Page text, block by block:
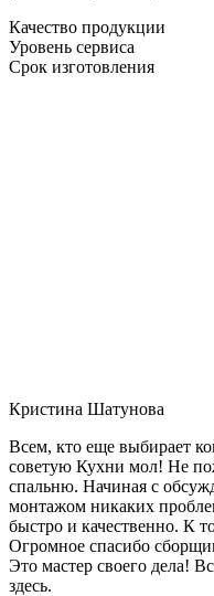
Качество продукции
Уровень сервиса
Срок изготовления
Кристина Шатунова
Всем, кто еще выбирает
советую Кухни мол! Не
спальню. Начиная с
монтажом никаких
быстро и качественно. К
Огромное спасибо
Это мастер своего дела!
здесь.